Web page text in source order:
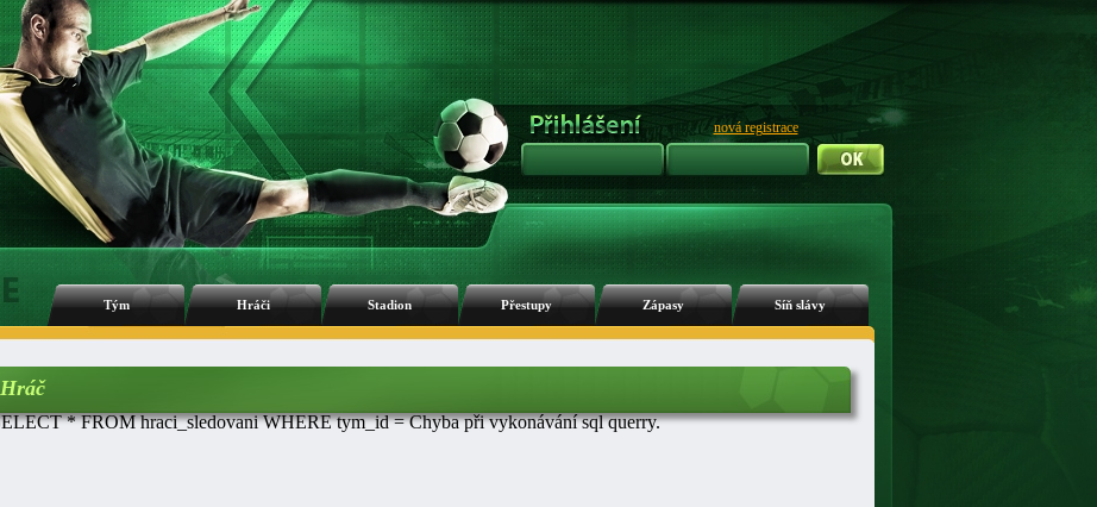
nová registrace
Tým Hráči Stadion Přestupy Zápasy Síň slávy
Hráč
* FROM hraci_sledovani WHERE tym_id = Chyba při vykonávání sql querry.